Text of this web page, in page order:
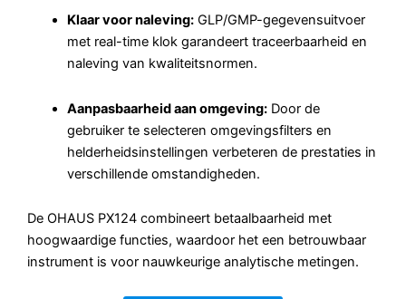
Klaar voor naleving: GLP/GMP-gegevensuitvoer
met real-time klok garandeert traceerbaarheid en
naleving van kwaliteitsnormen.
Aanpasbaarheid aan omgeving: Door de
gebruiker te selecteren omgevingsfilters en
helderheidsinstellingen verbeteren de prestaties in
verschillende omstandigheden.
De OHAUS PX124 combineert betaalbaarheid met
hoogwaardige functies, waardoor het een betrouwbaar
instrument is voor nauwkeurige analytische metingen.